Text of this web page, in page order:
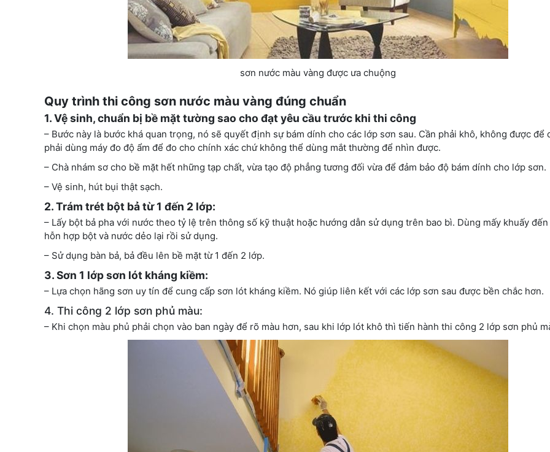
sơn nước màu vàng được ưa chuộng
Quy trình thi công sơn nước màu vàng đúng chuẩn
1. Vệ sinh, chuẩn bị bề mặt tường sao cho đạt yêu cầu trước khi thi công
– Bước này là bước khá quan trọng, nó sẽ quyết định sự bám dính cho các lớp sơn sau. Cần phải khô, không được để
phải dùng máy đo độ ẩm để đo cho chính xác chứ không thể dùng mắt thường để nhìn được.
– Chà nhám sơ cho bề mặt hết những tạp chất, vừa tạo độ phẳng tương đối vừa để đảm bảo độ bám dính cho lớp sơn.
– Vệ sinh, hút bụi thật sạch.
2. Trám trét bột bả từ 1 đến 2 lớp:
– Lấy bột bả pha với nước theo tỷ lệ trên thông số kỹ thuật hoặc hướng dẫn sử dụng trên bao bì. Dùng mấy khuấy
hỗn hợp bột và nước dẻo lại rồi sử dụng.
– Sử dụng bàn bả, bả đều lên bề mặt từ 1 đến 2 lớp.
3. Sơn 1 lớp sơn lót kháng kiềm:
– Lựa chọn hãng sơn uy tín để cung cấp sơn lót kháng kiềm. Nó giúp liên kết với các lớp sơn sau được bền chắc hơn.
4. Thi công 2 lớp sơn phủ màu:
– Khi chọn màu phủ phải chọn vào ban ngày để rõ màu hơn, sau khi lớp lót khô thì tiến hành thi công 2 lớp sơn phủ